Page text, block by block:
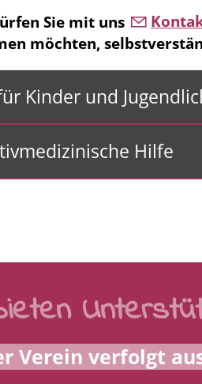
Sie mit uns
möchten,
Kinder und
Hilfe
Verein verfolgt